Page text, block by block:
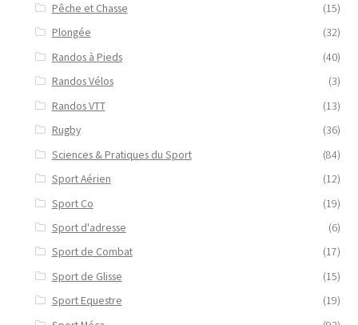
Pêche et Chasse
(15)
Plongée
(32)
Randos à Pieds
(40)
Randos Vélos
(3)
Randos VTT
(13)
Rugby
(36)
Sciences & Pratiques du Sport
(84)
Sport Aérien
(12)
Sport Co
(19)
Sport d'adresse
(6)
Sport de Combat
(17)
Sport de Glisse
(15)
Sport Equestre
(19)